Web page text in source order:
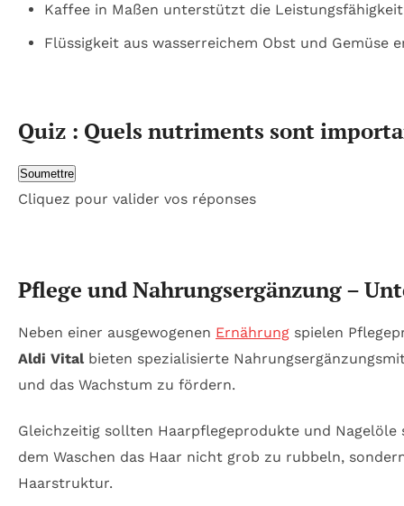
Kaffee in Maßen unterstützt die
Flüssigkeit aus wasserreichem Obst und Gemüse
Quiz : Quels nutriments sont
Soumettre
Cliquez pour valider vos réponses
Pflege und Nahrungsergänzung –
Neben einer ausgewogenen Ernährung spielen
Aldi Vitalbieten spezialisierte
und das Wachstum zu fördern.
Gleichzeitig sollten Haarpflegeprodukte und
dem Waschen das Haar nicht grob zu rubbeln,
Haarstruktur.